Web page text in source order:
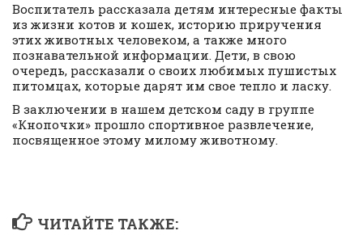
Воспитатель рассказала детям интересные факты
из жизни котов и кошек, историю приручения
этих животных человеком, а также много
познавательной информации. Дети, в свою
очередь, рассказали о своих любимых пушистых
питомцах, которые дарят им свое тепло и ласку.
В заключении в нашем детском саду в группе
«Кнопочки» прошло спортивное развлечение,
посвященное этому милому животному.
ЧИТАЙТЕ ТАКЖЕ: